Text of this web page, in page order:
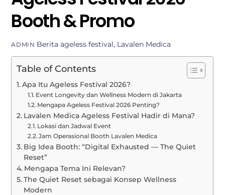
Booth & Promo
ADMIN Berita ageless festival, Lavalen Medica
Table of Contents
Apa Itu Ageless Festival 2026?
Event Longevity dan Wellness Modern di Jakarta
Mengapa Ageless Festival 2026 Penting?
Lavalen Medica Ageless Festival Hadir di Mana?
Lokasi dan Jadwal Event
Jam Operasional Booth Lavalen Medica
Big Idea Booth: “Digital Exhausted — The Quiet
Reset”
Mengapa Tema Ini Relevan?
The Quiet Reset sebagai Konsep Wellness
Modern